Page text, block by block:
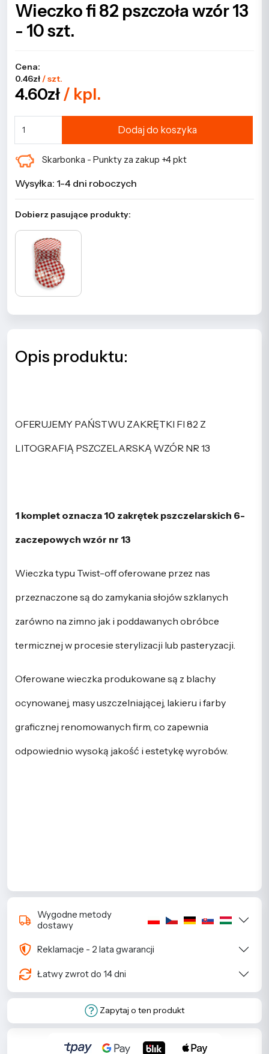
Wieczko fi 82 pszczoła wzór 13
- 10 szt.
Cena:
0.46zł / szt.
4.60zł/ kpl.
Dodaj do koszyka
Skarbonka - Punkty za zakup +4 pkt
Wysyłka: 1-4 dni roboczych
Dobierz pasujące produkty:
Opis produktu:
OFERUJEMY PAŃSTWU ZAKRĘTKI FI 82 Z
LITOGRAFIĄ PSZCZELARSKĄ WZÓR NR 13
1 komplet oznacza 10 zakrętek pszczelarskich 6-
zaczepowych wzór nr 13
Wieczka typu Twist-off oferowane przez nas
przeznaczone są do zamykania słojów szklanych
zarówno na zimno jak i poddawanych obróbce
termicznej w procesie sterylizacji lub pasteryzacji.
Oferowane wieczka produkowane są z blachy
ocynowanej, masy uszczelniającej, lakieru i farby
graficznej renomowanych firm, co zapewnia
odpowiednio wysoką jakość i estetykę wyrobów.
Wygodne metody
dostawy
Reklamacje - 2 lata gwarancji
Łatwy zwrot do 14 dni
Zapytaj o ten produkt